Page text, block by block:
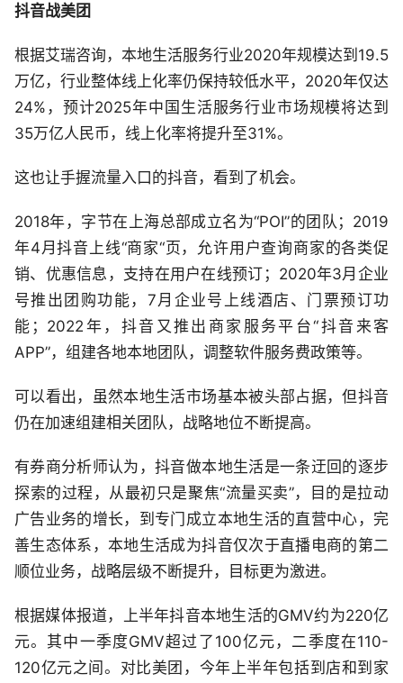
抖音战美团
根据艾瑞咨询，本地生活服务行业2020年规模达到19.5
万亿，行业整体线上化率仍保持较低水平，2020年仅达
24%，预计2025年中国生活服务行业市场规模将达到
35万亿人民币，线上化率将提升至31%。
这也让手握流量入口的抖音，看到了机会。
2018年，字节在上海总部成立名为“POI”的团队；2019
年4月抖音上线“商家“页，允许用户查询商家的各类促
销、优惠信息，支持在用户在线预订；2020年3月企业
号推出团购功能，7月企业号上线酒店、门票预订功
能；2022年，抖音又推出商家服务平台“抖音来客
APP”，组建各地本地团队，调整软件服务费政策等。
可以看出，虽然本地生活市场基本被头部占据，但抖音
仍在加速组建相关团队，战略地位不断提高。
有券商分析师认为，抖音做本地生活是一条迂回的逐步
探索的过程，从最初只是聚焦“流量买卖”，目的是拉动
广告业务的增长，到专门成立本地生活的直营中心，完
善生态体系，本地生活成为抖音仅次于直播电商的第二
顺位业务，战略层级不断提升，目标更为激进。
根据媒体报道，上半年抖音本地生活的GMV约为220亿
元。其中一季度GMV超过了100亿元，二季度在110-
120亿元之间。对比美团，今年上半年包括到店和到家